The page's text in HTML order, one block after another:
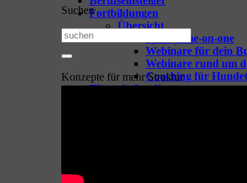
Fortbildungen
Übersicht
Spring-one-on-one
Webinare für dein
Webinare rund um
Coaching für
Tipps & Goodies
Vorbereitung aufs
Erfolgreich Starten als
Hundeschule mit
Suchen
Suchen
nach:
Konzepte für mehr Struktur